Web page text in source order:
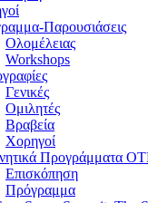
Παρουσιάσεις
Ολομέλειας
Workshops
Γενικές
Ομιλητές
Βραβεία
Χορηγοί
Προγράμματα
Επισκόπηση
Πρόγραμμα